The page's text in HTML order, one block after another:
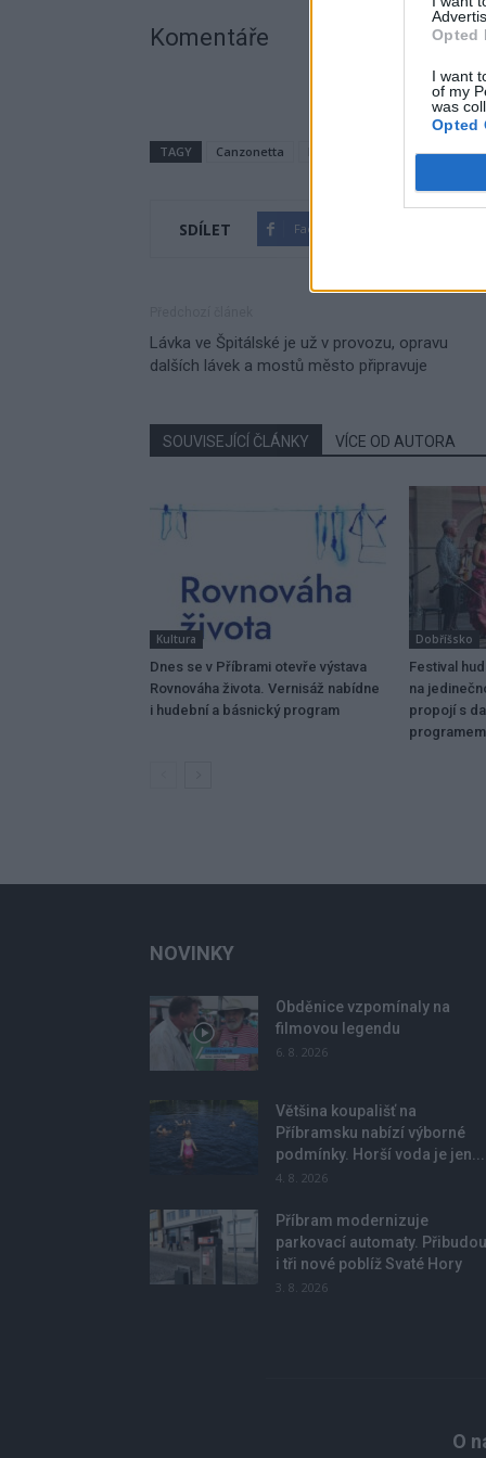
Opted
I want
of my
was
Opted
Komentáře
TAGY Canzonetta Martin Janota
SDÍLET Facebook
Lávka ve Špitálské je už v provozu, opravu
dalších lávek a mostů město připravuje
SOUVISEJÍCÍ ČLÁNKY VÍCE OD AUTORA
Kultura
Dnes se v Příbrami otevře výstava
Rovnováha života. Vernisáž nabídne
i hudební a básnický program
Dobříšsko
Festival
na
propojí s
programem
NOVINKY
Obděnice vzpomínaly na
filmovou legendu
6. 8. 2026
Většina koupališť na
Příbramsku nabízí výborné
podmínky. Horší voda je jen...
4. 8. 2026
Příbram modernizuje
parkovací automaty. Přibudou
i tři nové poblíž Svaté Hory
3. 8. 2026
O